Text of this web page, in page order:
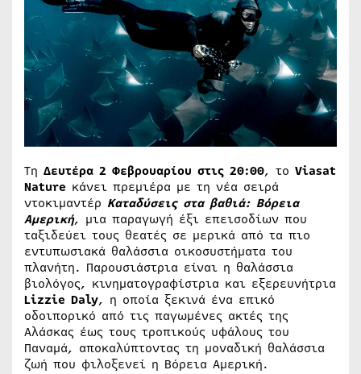
Τη Δευτέρα 2 Φεβρουαρίου στις 20:00, το Viasat
Nature κάνει πρεμιέρα με τη νέα σειρά
ντοκιμαντέρ Καταδύσεις στα βαθιά: Βόρεια
Αμερική, μια παραγωγή έξι επεισοδίων που
ταξιδεύει τους θεατές σε μερικά από τα πιο
εντυπωσιακά θαλάσσια οικοσυστήματα του
πλανήτη. Παρουσιάστρια είναι η θαλάσσια
βιολόγος, κινηματογραφίστρια και εξερευνήτρια
Lizzie Daly, η οποία ξεκινά ένα επικό
οδοιπορικό από τις παγωμένες ακτές της
Αλάσκας έως τους τροπικούς υφάλους του
Παναμά, αποκαλύπτοντας τη μοναδική θαλάσσια
ζωή που φιλοξενεί η Βόρεια Αμερική.